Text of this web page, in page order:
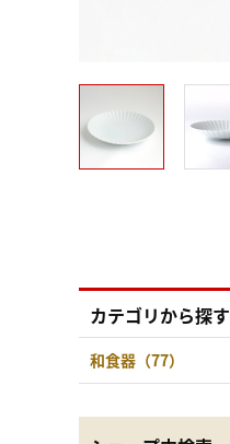
カテゴリから探す
和食器（77）